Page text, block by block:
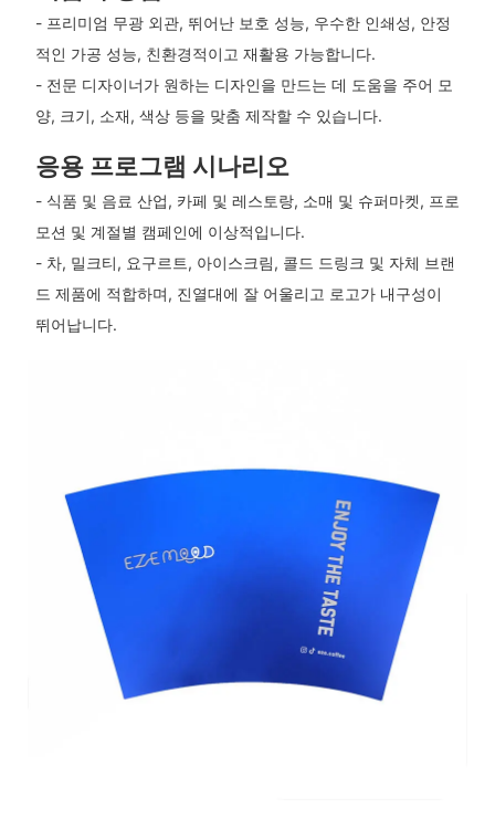
- 프리미엄 무광 외관, 뛰어난 보호 성능, 우수한 인쇄성, 안정
적인 가공 성능, 친환경적이고 재활용 가능합니다.
- 전문 디자이너가 원하는 디자인을 만드는 데 도움을 주어 모
양, 크기, 소재, 색상 등을 맞춤 제작할 수 있습니다.
응용 프로그램 시나리오
- 식품 및 음료 산업, 카페 및 레스토랑, 소매 및 슈퍼마켓, 프로
모션 및 계절별 캠페인에 이상적입니다.
- 차, 밀크티, 요구르트, 아이스크림, 콜드 드링크 및 자체 브랜
드 제품에 적합하며, 진열대에 잘 어울리고 로고가 내구성이
뛰어납니다.